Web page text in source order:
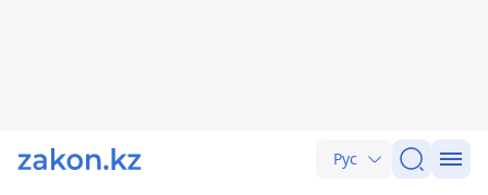
Рус